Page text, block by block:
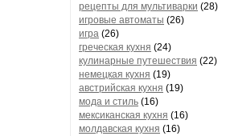
рецепты для мультиварки (28)
игровые автоматы (26)
игра (26)
греческая кухня (24)
кулинарные путешествия (22)
немецкая кухня (19)
австрийская кухня (19)
мода и стиль (16)
мексиканская кухня (16)
молдавская кухня (16)